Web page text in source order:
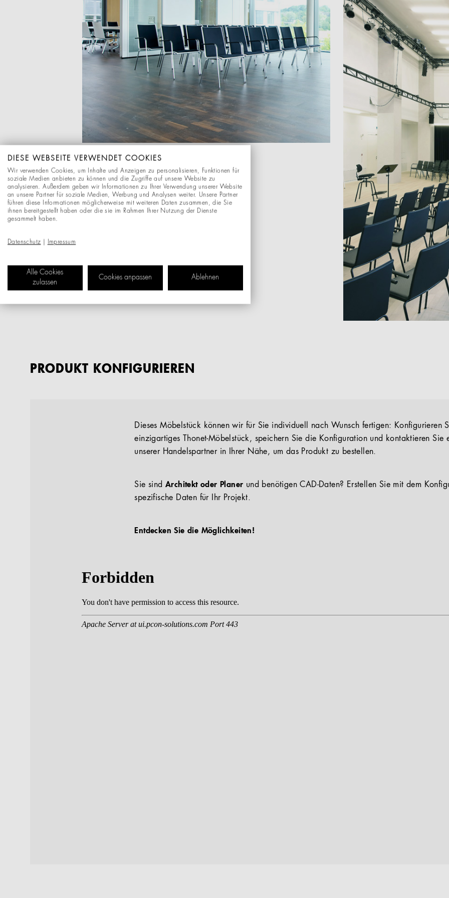
PRODUKT KONFIGURIEREN
Dieses Möbelstück können wir für Sie individuell nach Wunsch fertigen: Konfigurieren
einzigartiges Thonet-Möbelstück, speichern Sie die Konfiguration und kontaktieren Sie
unserer Handelspartner in Ihrer Nähe, um das Produkt zu bestellen.
Sie sind Architekt oder Planer und benötigen CAD-Daten? Erstellen Sie mit dem
spezifische Daten für Ihr Projekt.
Entdecken Sie die Möglichkeiten!
DIESE WEBSEITE VERWENDET COOKIES
Wir verwenden Cookies, um Inhalte und Anzeigen zu personalisieren, Funktionen für
soziale Medien anbieten zu können und die Zugriffe auf unsere Website zu
analysieren. Außerdem geben wir Informationen zu Ihrer Verwendung unserer Website
an unsere Partner für soziale Medien, Werbung und Analysen weiter. Unsere Partner
führen diese Informationen möglicherweise mit weiteren Daten zusammen, die Sie
ihnen bereitgestellt haben oder die sie im Rahmen Ihrer Nutzung der Dienste
gesammelt haben.
Datenschutz Impressum
Alle Cookies
zulassen
Cookies anpassen Ablehnen